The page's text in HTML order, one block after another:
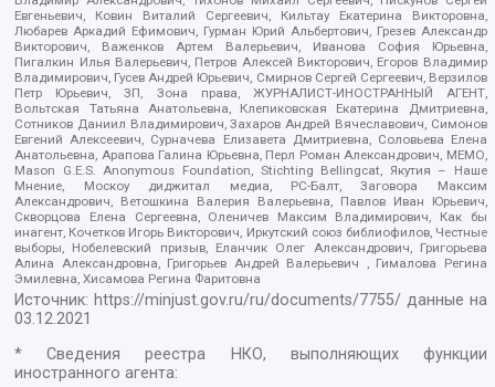
Евгеньевич, Ковин Виталий Сергеевич, Кильтау Екатерина Викторовна,
Любарев Аркадий Ефимович, Гурман Юрий Альбертович, Грезев Александр
Викторович, Важенков Артем Валерьевич, Иванова София Юрьевна,
Пигалкин Илья Валерьевич, Петров Алексей Викторович, Егоров Владимир
Владимирович, Гусев Андрей Юрьевич, Смирнов Сергей Сергеевич, Верзилов
Петр Юрьевич, ЗП, Зона права, ЖУРНАЛИСТ-ИНОСТРАННЫЙ АГЕНТ,
Вольтская Татьяна Анатольевна, Клепиковская Екатерина Дмитриевна,
Сотников Даниил Владимирович, Захаров Андрей Вячеславович, Симонов
Евгений Алексеевич, Сурначева Елизавета Дмитриевна, Соловьева Елена
Анатольевна, Арапова Галина Юрьевна, Перл Роман Александрович, МЕМО,
Mason G.E.S. Anonymous Foundation, Stichting Bellingcat, Якутия – Наше
Мнение, Москоу диджитал медиа, РС-Балт, Заговора Максим
Александрович, Ветошкина Валерия Валерьевна, Павлов Иван Юрьевич,
Скворцова Елена Сергеевна, Оленичев Максим Владимирович, Как бы
инагент, Кочетков Игорь Викторович, Иркутский союз библиофилов, Честные
выборы, Нобелевский призыв, Еланчик Олег Александрович, Григорьева
Алина Александровна, Григорьев Андрей Валерьевич , Гималова Регина
Эмилевна, Хисамова Регина Фаритовна
Источник: https://minjust.gov.ru/ru/documents/7755/ данные на
03.12.2021
* Сведения реестра НКО, выполняющих функции
иностранного агента: